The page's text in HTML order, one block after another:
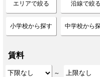
エリアで絞る 沿線で絞る
小学校から探す 中学校から
賃料
～